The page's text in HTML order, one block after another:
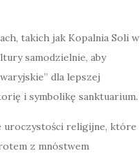
takich jak Kopalnia Soli w
samodzielnie, aby
dla lepszej
i symbolikę sanktuarium.
uroczystości religijne, które
z mnóstwem